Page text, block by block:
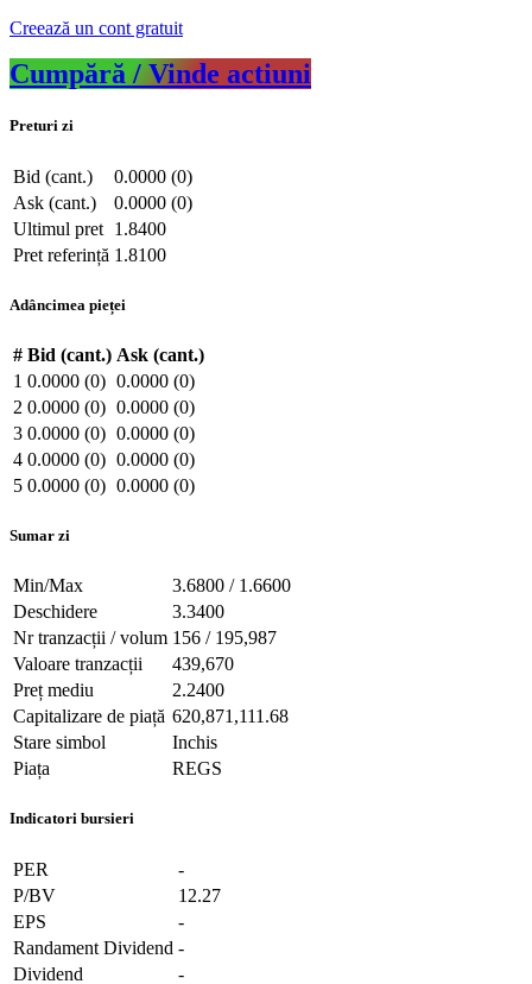
Creează un cont gratuit
Cumpără / Vinde actiuni
Preturi zi
Bid (cant.)
0.0000 (0)
Ask (cant.)
0.0000 (0)
Ultimul pret 1.8400
Pret referință 1.8100
Adâncimea pieței
# Bid (cant.) Ask (cant.)
1 0.0000 (0) 0.0000 (0)
2 0.0000 (0) 0.0000 (0)
3 0.0000 (0) 0.0000 (0)
4 0.0000 (0) 0.0000 (0)
5 0.0000 (0) 0.0000 (0)
Sumar zi
Min/Max
3.6800 / 1.6600
Deschidere
3.3400
Nr tranzacții / volum 156 / 195,987
Valoare tranzacții
439,670
Preț mediu
2.2400
Capitalizare de piață 620,871,111.68
Stare simbol
Inchis
Piața
REGS
Indicatori bursieri
PER
-
P/BV
12.27
EPS
-
Randament Dividend -
Dividend
-